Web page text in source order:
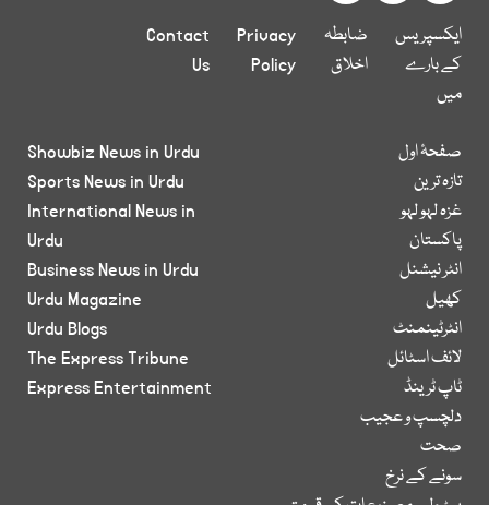
ایکسپریس
کے بارے
میں
ضابطہ
اخلاق
Privacy
Policy
Contact
Us
صفحۂ اول
تازہ ترین
غزہ لہو لہو
پاکستان
انٹر نیشنل
کھیل
انٹرٹینمنٹ
لائف اسٹائل
ٹاپ ٹرینڈ
دلچسپ و عجیب
صحت
سونے کے نرخ
Showbiz News in Urdu
Sports News in Urdu
International News in
Urdu
Business News in Urdu
Urdu Magazine
Urdu Blogs
The Express Tribune
Express Entertainment